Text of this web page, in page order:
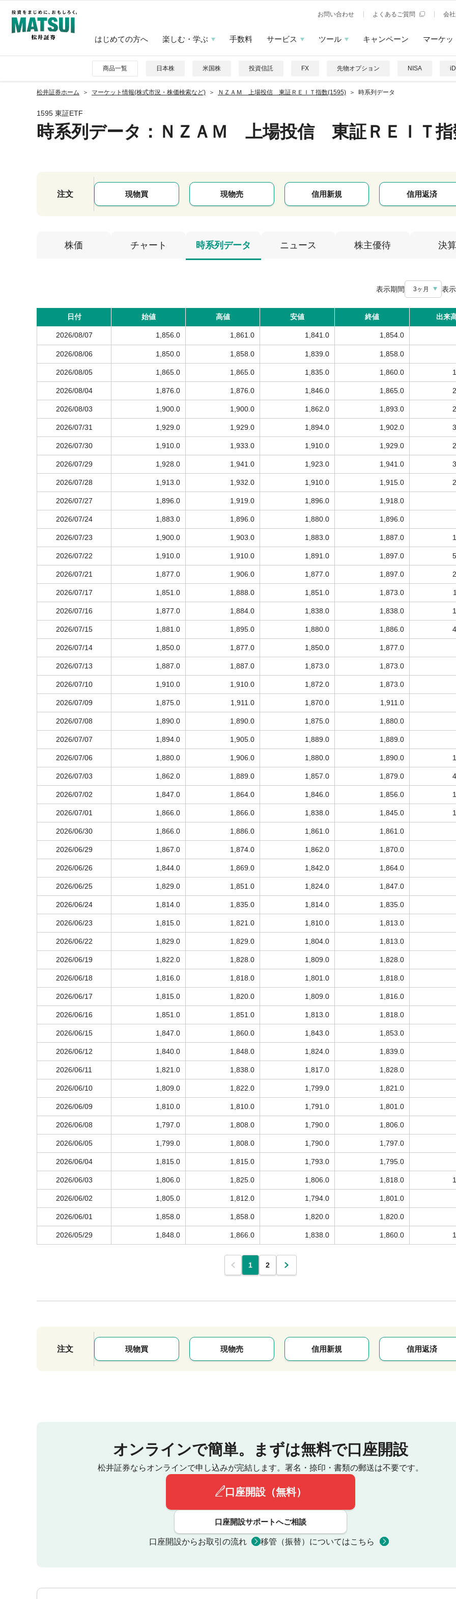
お問い合わせ よくあるご質問 会
はじめての方へ 楽しむ・学ぶ 手数料 サービス ツール キャンペーン マーケッ
商品一覧 日本株 米国株 投資信託 FX 先物オプション NISA
松井証券ホーム マーケット情報(株式市況・株価検索など) ＮＺＡＭ 上場投信 東証ＲＥＩＴ指数(1595) 時系列データ
1595 東証ETF
時系列データ ：ＮＺＡＭ 上場投信 東証ＲＥＩＴ指
注文 現物買 現物売 信用新規 信用返済
株価 チャート 時系列データ ニュース 株主優待 決算
表示期間 3ヶ月 表
日付 始値 高値 安値 終値 出来
2026/08/07 1,856.0 1,861.0 1,841.0 1,854.0
2026/08/06 1,850.0 1,858.0 1,839.0 1,858.0
2026/08/05 1,865.0 1,865.0 1,835.0 1,860.0
2026/08/04 1,876.0 1,876.0 1,846.0 1,865.0
2026/08/03 1,900.0 1,900.0 1,862.0 1,893.0
2026/07/31 1,929.0 1,929.0 1,894.0 1,902.0
2026/07/30 1,910.0 1,933.0 1,910.0 1,929.0
2026/07/29 1,928.0 1,941.0 1,923.0 1,941.0
2026/07/28 1,913.0 1,932.0 1,910.0 1,915.0
2026/07/27 1,896.0 1,919.0 1,896.0 1,918.0
2026/07/24 1,883.0 1,896.0 1,880.0 1,896.0
2026/07/23 1,900.0 1,903.0 1,883.0 1,887.0
2026/07/22 1,910.0 1,910.0 1,891.0 1,897.0
2026/07/21 1,877.0 1,906.0 1,877.0 1,897.0
2026/07/17 1,851.0 1,888.0 1,851.0 1,873.0
2026/07/16 1,877.0 1,884.0 1,838.0 1,838.0
2026/07/15 1,881.0 1,895.0 1,880.0 1,886.0
2026/07/14 1,850.0 1,877.0 1,850.0 1,877.0
2026/07/13 1,887.0 1,887.0 1,873.0 1,873.0
2026/07/10 1,910.0 1,910.0 1,872.0 1,873.0
2026/07/09 1,875.0 1,911.0 1,870.0 1,911.0
2026/07/08 1,890.0 1,890.0 1,875.0 1,880.0
2026/07/07 1,894.0 1,905.0 1,889.0 1,889.0
2026/07/06 1,880.0 1,906.0 1,880.0 1,890.0
2026/07/03 1,862.0 1,889.0 1,857.0 1,879.0
2026/07/02 1,847.0 1,864.0 1,846.0 1,856.0
2026/07/01 1,866.0 1,866.0 1,838.0 1,845.0
2026/06/30 1,866.0 1,886.0 1,861.0 1,861.0
2026/06/29 1,867.0 1,874.0 1,862.0 1,870.0
2026/06/26 1,844.0 1,869.0 1,842.0 1,864.0
2026/06/25 1,829.0 1,851.0 1,824.0 1,847.0
2026/06/24 1,814.0 1,835.0 1,814.0 1,835.0
2026/06/23 1,815.0 1,821.0 1,810.0 1,813.0
2026/06/22 1,829.0 1,829.0 1,804.0 1,813.0
2026/06/19 1,822.0 1,828.0 1,809.0 1,828.0
2026/06/18 1,816.0 1,818.0 1,801.0 1,818.0
2026/06/17 1,815.0 1,820.0 1,809.0 1,816.0
2026/06/16 1,851.0 1,851.0 1,813.0 1,818.0
2026/06/15 1,847.0 1,860.0 1,843.0 1,853.0
2026/06/12 1,840.0 1,848.0 1,824.0 1,839.0
2026/06/11 1,821.0 1,838.0 1,817.0 1,828.0
2026/06/10 1,809.0 1,822.0 1,799.0 1,821.0
2026/06/09 1,810.0 1,810.0 1,791.0 1,801.0
2026/06/08 1,797.0 1,808.0 1,790.0 1,806.0
2026/06/05 1,799.0 1,808.0 1,790.0 1,797.0
2026/06/04 1,815.0 1,815.0 1,793.0 1,795.0
2026/06/03 1,806.0 1,825.0 1,806.0 1,818.0
2026/06/02 1,805.0 1,812.0 1,794.0 1,801.0
2026/06/01 1,858.0 1,858.0 1,820.0 1,820.0
2026/05/29 1,848.0 1,866.0 1,838.0 1,860.0
1 2
注文 現物買 現物売 信用新規 信用返済
オンラインで簡単。 まずは無料で口座開設
松井証券ならオンラインで申し込みが完結します。 署名・捺印・書類の郵送は不要です。
口座開設（無料）
口座開設サポートへご相談
口座開設からお取引の流れ 移管（振替）についてはこちら